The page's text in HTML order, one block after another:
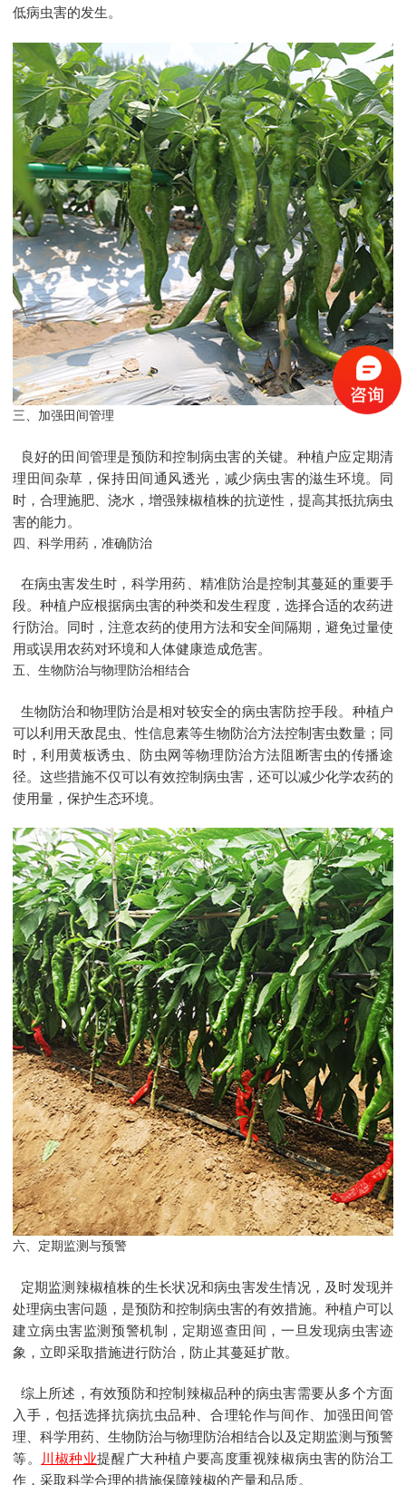
低病虫害的发生。
三、加强田间管理
良好的田间管理是预防和控制病虫害的关键。种植户应定期清
理田间杂草，保持田间通风透光，减少病虫害的滋生环境。同
时，合理施肥、浇水，增强辣椒植株的抗逆性，提高其抵抗病虫
害的能力。
四、科学用药，准确防治
在病虫害发生时，科学用药、精准防治是控制其蔓延的重要手
段。种植户应根据病虫害的种类和发生程度，选择合适的农药进
行防治。同时，注意农药的使用方法和安全间隔期，避免过量使
用或误用农药对环境和人体健康造成危害。
五、生物防治与物理防治相结合
生物防治和物理防治是相对较安全的病虫害防控手段。种植户
可以利用天敌昆虫、性信息素等生物防治方法控制害虫数量；同
时，利用黄板诱虫、防虫网等物理防治方法阻断害虫的传播途
径。这些措施不仅可以有效控制病虫害，还可以减少化学农药的
使用量，保护生态环境。
六、定期监测与预警
定期监测辣椒植株的生长状况和病虫害发生情况，及时发现并
处理病虫害问题，是预防和控制病虫害的有效措施。种植户可以
建立病虫害监测预警机制，定期巡查田间，一旦发现病虫害迹
象，立即采取措施进行防治，防止其蔓延扩散。
综上所述，有效预防和控制辣椒品种的病虫害需要从多个方面
入手，包括选择抗病抗虫品种、合理轮作与间作、加强田间管
理、科学用药、生物防治与物理防治相结合以及定期监测与预警
等。
川椒种业提醒广大种植户要高度重视辣椒病虫害的防治工
作，采取科学合理的措施保障辣椒的产量和品质。